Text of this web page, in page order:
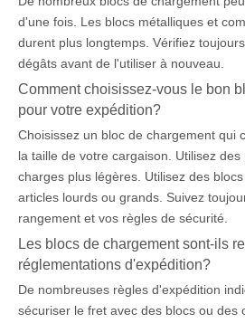
d'une fois. Les blocs métalliques et
durent plus longtemps. Vérifiez
dégâts avant de l'utiliser à nouveau.
Comment choisissez-vous le bon
pour votre expédition?
Choisissez un bloc de chargement qui
la taille de votre cargaison. Utilisez
charges plus légères. Utilisez des
articles lourds ou grands. Suivez
rangement et vos règles de sécurité.
Les blocs de chargement sont-ils
réglementations d'expédition?
De nombreuses règles d'expédition
sécuriser le fret avec des blocs ou des